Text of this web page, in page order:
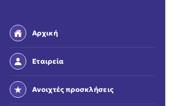
Αρχική
Εταιρεία
Ανοιχτές προσκλήσεις